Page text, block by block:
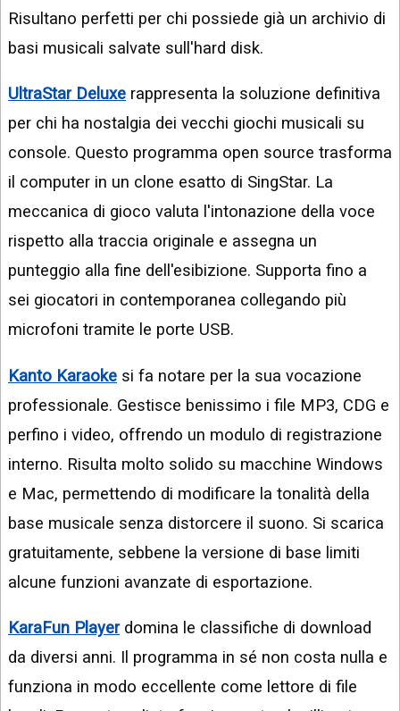
Risultano perfetti per chi possiede già un archivio di
basi musicali salvate sull'hard disk.
UltraStar Deluxe rappresenta la soluzione definitiva
per chi ha nostalgia dei vecchi giochi musicali su
console. Questo programma open source trasforma
il computer in un clone esatto di SingStar. La
meccanica di gioco valuta l'intonazione della voce
rispetto alla traccia originale e assegna un
punteggio alla fine dell'esibizione. Supporta fino a
sei giocatori in contemporanea collegando più
microfoni tramite le porte USB.
Kanto Karaoke si fa notare per la sua vocazione
professionale. Gestisce benissimo i file MP3, CDG e
perfino i video, offrendo un modulo di registrazione
interno. Risulta molto solido su macchine Windows
e Mac, permettendo di modificare la tonalità della
base musicale senza distorcere il suono. Si scarica
gratuitamente, sebbene la versione di base limiti
alcune funzioni avanzate di esportazione.
KaraFun Playerdomina le classifiche di download
da diversi anni. Il programma in sé non costa nulla e
funziona in modo eccellente come lettore di file